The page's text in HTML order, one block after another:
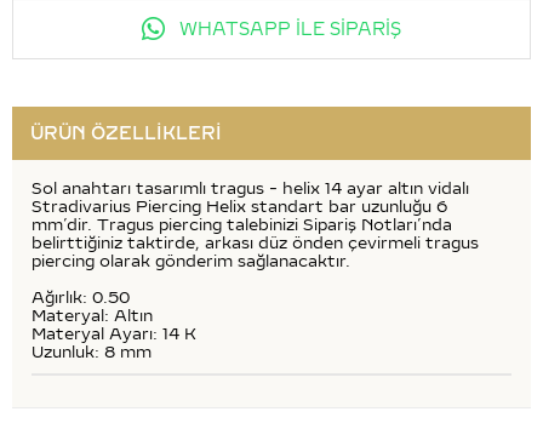
WHATSAPP İLE SİPARİŞ
ÜRÜN ÖZELLIKLERI
Sol anahtarı tasarımlı tragus - helix 14 ayar altın vidalı
Stradivarius Piercing Helix standart bar uzunluğu 6
mm’dir. Tragus piercing talebinizi Sipariş Notları’nda
belirttiğiniz taktirde, arkası düz önden çevirmeli tragus
piercing olarak gönderim sağlanacaktır.
Ağırlık: 0.50
Materyal: Altın
Materyal Ayarı: 14 K
Uzunluk: 8 mm